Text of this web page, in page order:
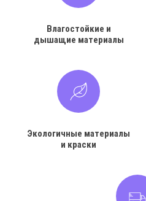
Влагостойкие и
дышащие материалы
Экологичные материалы
и краски